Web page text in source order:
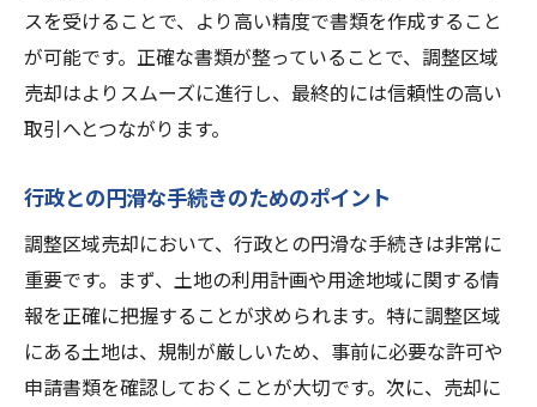
専門家の知識を活用した調整区域売却の戦略
不動産専門家の選び方
専門家の知識を最大限に活用する方法
専門家との効果的なコミュニケーション術
専門家の経験を活かしてリスクを回避する
調整区域売却活動を効果的に行うための秘訣
効果的な広告媒体の選定
地元市場へのアプローチ方法
スを受けることで、より高い精度で書類を作成すること
が可能です。正確な書類が整っていることで、調整区域
売却はよりスムーズに進行し、最終的には信頼性の高い
取引へとつながります。
行政との円滑な手続きのためのポイント
調整区域売却において、行政との円滑な手続きは非常に
重要です。まず、土地の利用計画や用途地域に関する情
報を正確に把握することが求められます。特に調整区域
にある土地は、規制が厳しいため、事前に必要な許可や
申請書類を確認しておくことが大切です。次に、売却に